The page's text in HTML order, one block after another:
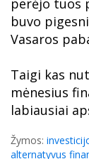
perėjo tuos
buvo
Vasaros
Taigi kas
mėnesius
labiausiai
Žymos:
alternatyvus